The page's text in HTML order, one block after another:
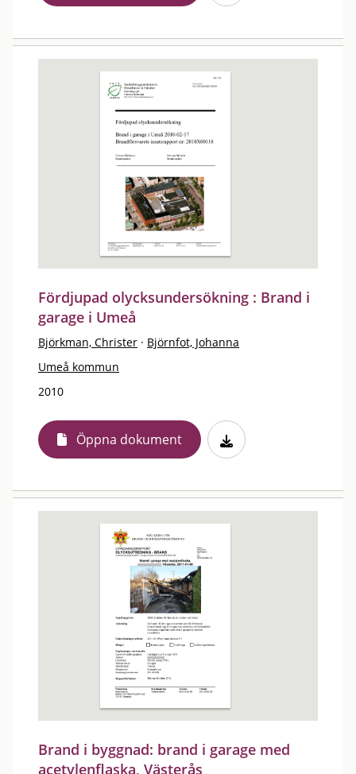
Fördjupad olycksundersökning : Brand i
garage i Umeå
Björkman, Christer · Björnfot, Johanna
Umeå kommun
2010
Öppna dokument
Brand i byggnad: brand i garage med
acetylenflaska, Västerås